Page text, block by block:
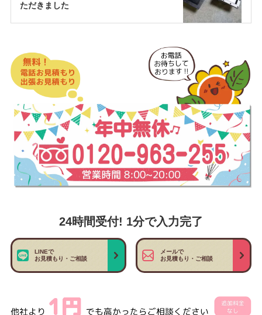
ただきました
24時間受付! 1分で入力完了
LINEで
お見積もり・ご相談
メールで
お見積もり・ご相談